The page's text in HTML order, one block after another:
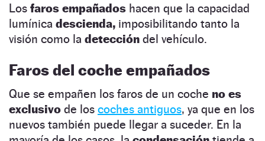
Los faros empañados hacen que la capacidad
lumínica descienda, imposibilitando tanto la
visión como la detección del vehículo.
Faros del coche empañados
Que se empañen los faros de un coche no es
exclusivo de los coches antiguos, ya que en los
nuevos también puede llegar a suceder. En la